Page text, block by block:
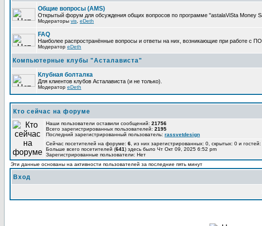
Общие вопросы (AMS)
Открытый форум для обсуждения общих вопросов по программе "astalaViSta Money
Модераторы vis eDeth
FAQ
Наиболее распространённые вопросы и ответы на них, возникающие при работе с
Модератор eDeth
Компьютерные клубы "Асталависта"
Клубная болталка
Для клиентов клубов Асталависта (и не только).
Модератор eDeth
Кто сейчас на форуме
Наши пользователи оставили сообщений: 21756
Всего зарегистрированных пользователей: 2195
Последний зарегистрированный пользователь: rassvetdesign
Сейчас посетителей на форуме: 6 , из них зарегистрированных: 0, скрытых: 0 и
Больше всего посетителей (641) здесь было Чт Окт 09, 2025 6:52 pm
Зарегистрированные пользователи: Нет
Эти данные основаны на активности пользователей за последние пять минут
Вход